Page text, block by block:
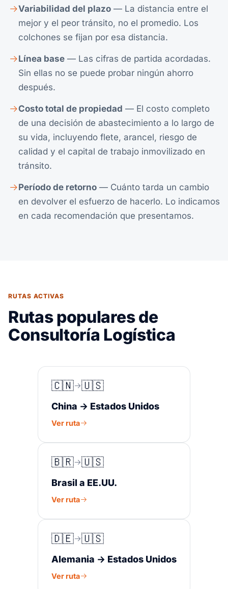
Variabilidad del plazo — La distancia entre el
mejor y el peor tránsito, no el promedio. Los
colchones se fijan por esa distancia.
Línea base — Las cifras de partida acordadas.
Sin ellas no se puede probar ningún ahorro
después.
Costo total de propiedad — El costo completo
de una decisión de abastecimiento a lo largo de
su vida, incluyendo flete, arancel, riesgo de
calidad y el capital de trabajo inmovilizado en
tránsito.
Período de retorno — Cuánto tarda un cambio
en devolver el esfuerzo de hacerlo. Lo indicamos
en cada recomendación que presentamos.
RUTAS ACTIVAS
Rutas populares de
Consultoría Logística
🇨🇳 🇺🇸
China → Estados Unidos
Ver ruta
🇧🇷 🇺🇸
Brasil a EE.UU.
Ver ruta
🇩🇪 🇺🇸
Alemania → Estados Unidos
Ver ruta